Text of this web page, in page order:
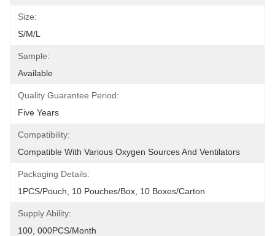
Size:
S/M/L
Sample:
Available
Quality Guarantee Period:
Five Years
Compatibility:
Compatible With Various Oxygen Sources And Ventilators
Packaging Details:
1PCS/Pouch, 10 Pouches/Box, 10 Boxes/Carton
Supply Ability:
100, 000PCS/Month